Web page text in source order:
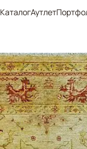
КаталогАутлет